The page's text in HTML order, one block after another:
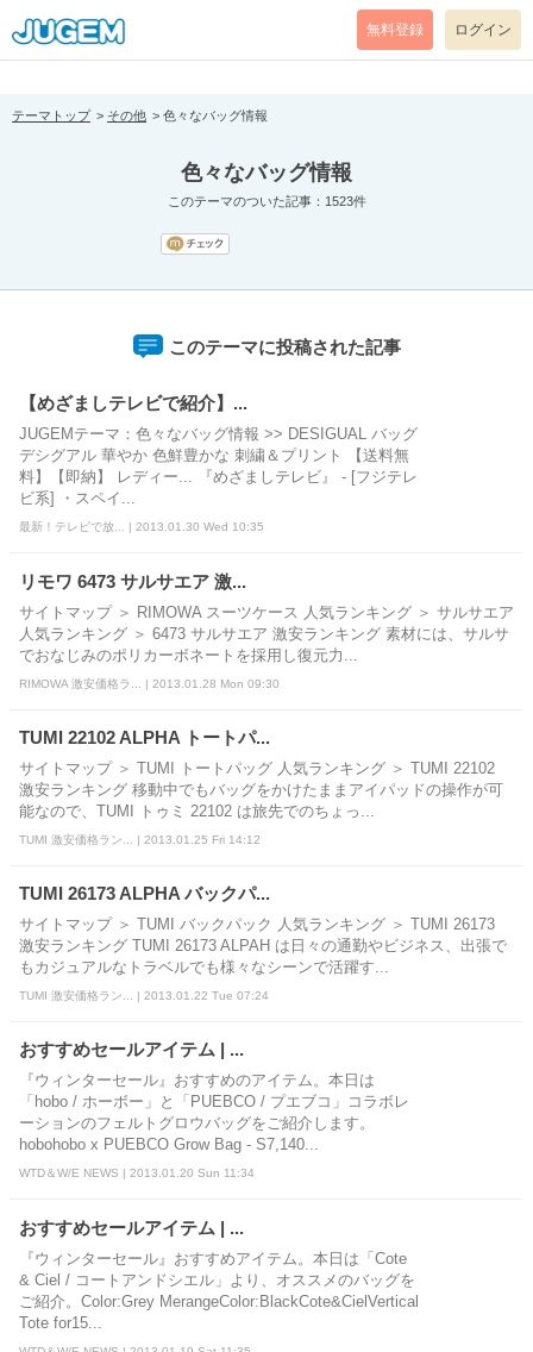
[pear_error: message="Success" code=0 mode=return level=notice
prefix="" info=""]
無料登録 ログイン
テーマトップ その他 色々なバッグ情報
色々なバッグ情報
このテーマのついた記事：1523件
このテーマに投稿された記事
【めざましテレビで紹介】...
JUGEMテーマ：色々なバッグ情報 >> DESIGUAL バッグ
デシグアル 華やか 色鮮豊かな 刺繍＆プリント 【送料無
料】【即納】 レディー... 『めざましテレビ』 - [フジテレ
ビ系] ・スペイ...
最新！テレビで放... | 2013.01.30 Wed 10:35
リモワ 6473 サルサエア 激...
サイトマップ ＞ RIMOWA スーツケース 人気ランキング ＞ サルサエア
人気ランキング ＞ 6473 サルサエア 激安ランキング 素材には、サルサ
でおなじみのポリカーボネートを採用し復元力...
RIMOWA 激安価格ラ... | 2013.01.28 Mon 09:30
TUMI 22102 ALPHA トートパ...
サイトマップ ＞ TUMI トートパッグ 人気ランキング ＞ TUMI 22102
激安ランキング 移動中でもバッグをかけたままアイパッドの操作が可
能なので、TUMI トゥミ 22102 は旅先でのちょっ...
TUMI 激安価格ラン... | 2013.01.25 Fri 14:12
TUMI 26173 ALPHA バックパ...
サイトマップ ＞ TUMI バックパック 人気ランキング ＞ TUMI 26173
激安ランキング TUMI 26173 ALPAH は日々の通勤やビジネス、出張で
もカジュアルなトラベルでも様々なシーンで活躍す...
TUMI 激安価格ラン... | 2013.01.22 Tue 07:24
おすすめセールアイテム | ...
『ウィンターセール』おすすめのアイテム。本日は
「hobo / ホーボー」と「PUEBCO / プエブコ」コラボレ
ーションのフェルトグロウバッグをご紹介します。
hobohobo x PUEBCO Grow Bag - S7,140...
WTD＆W/E NEWS | 2013.01.20 Sun 11:34
おすすめセールアイテム | ...
『ウィンターセール』おすすめアイテム。本日は「Cote
& Ciel / コートアンドシエル」より、オススメのバッグを
ご紹介。Color:Grey MerangeColor:BlackCote&CielVertical
Tote for15...